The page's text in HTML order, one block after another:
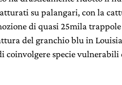
su palangari, con la
di quasi 25mila
del granchio blu in
coinvolgere specie vulnerabili